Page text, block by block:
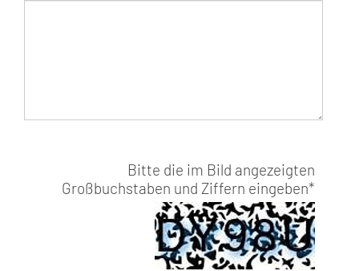
Bitte die im Bild angezeigten
Großbuchstaben und Ziffern eingeben*